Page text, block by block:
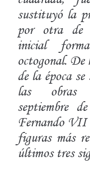
sustituyó la
por otra de
inicial
octogonal. De
de la época
las obras
septiembre
Fernando VII
figuras más
últimos tres